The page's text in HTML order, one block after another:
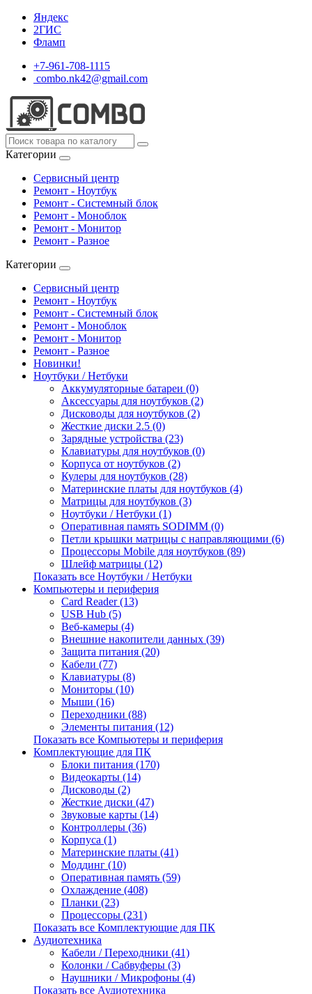
Яндекс
2ГИС
Фламп
+7-961-708-1115
combo.nk42@gmail.com
Категории
Сервисный центр
Ремонт - Ноутбук
Ремонт - Системный блок
Ремонт - Моноблок
Ремонт - Монитор
Ремонт - Разное
Категории
Сервисный центр
Ремонт - Ноутбук
Ремонт - Системный блок
Ремонт - Моноблок
Ремонт - Монитор
Ремонт - Разное
Новинки!
Ноутбуки / Нетбуки
Аккумуляторные батареи (0)
Аксессуары для ноутбуков (2)
Дисководы для ноутбуков (2)
Жесткие диски 2.5 (0)
Зарядные устройства (23)
Клавиатуры для ноутбуков (0)
Корпуса от ноутбуков (2)
Кулеры для ноутбуков (28)
Материнские платы для ноутбуков (4)
Матрицы для ноутбуков (3)
Ноутбуки / Нетбуки (1)
Оперативная память SODIMM (0)
Петли крышки матрицы с направляющими (6)
Процессоры Mobile для ноутбуков (89)
Шлейф матрицы (12)
Показать все Ноутбуки / Нетбуки
Компьютеры и периферия
Card Reader (13)
USB Hub (5)
Веб-камеры (4)
Внешние накопители данных (39)
Защита питания (20)
Кабели (77)
Клавиатуры (8)
Мониторы (10)
Мыши (16)
Переходники (88)
Элементы питания (12)
Показать все Компьютеры и периферия
Комплектующие для ПК
Блоки питания (170)
Видеокарты (14)
Дисководы (2)
Жесткие диски (47)
Звуковые карты (14)
Контроллеры (36)
Корпуса (1)
Материнские платы (41)
Моддинг (10)
Оперативная память (59)
Охлаждение (408)
Планки (23)
Процессоры (231)
Показать все Комплектующие для ПК
Аудиотехника
Кабели / Переходники (41)
Колонки / Сабвуферы (3)
Наушники / Микрофоны (4)
Показать все Аудиотехника